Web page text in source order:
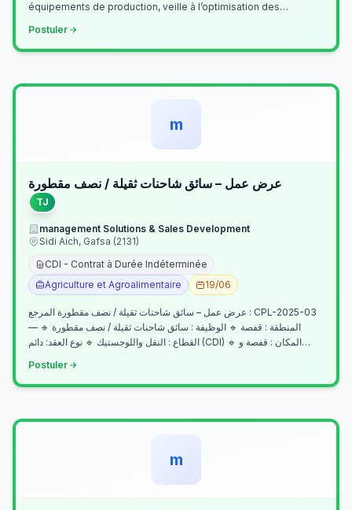
équipements de production, veille à l’optimisation des
Postuler
m
عرض عمل – سائق شاحنات ثقيلة / نصف مقطورة
TJ
management Solutions & Sales Development
Sidi Aich, Gafsa (2131)
CDI - Contrat à Durée Indéterminée
Agriculture et Agroalimentaire
19/06
عرض عمل – سائق شاحنات ثقيلة / نصف مقطورة المرجع : CPL-2025-03
— المنطقة : قفصة 🔹 الوظيفة : سائق شاحنات ثقيلة / نصف مقطورة 🔹
القطاع : النقل واللوجستيك 🔹 نوع العقد: دائم (CDI) 🔹 المكان : قفصة و…
Postuler
m